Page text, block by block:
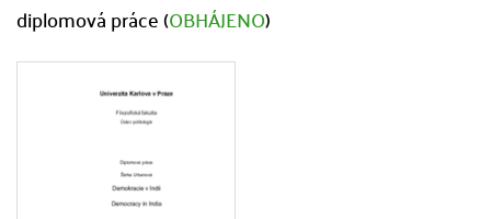
diplomová práce (OBHÁJENO)